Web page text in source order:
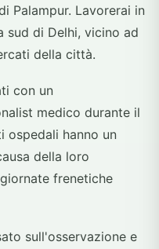
Palampur. Lavorerai in
sud di Delhi, vicino ad
della città.
con un
medico durante il
ospedali hanno un
della loro
frenetiche
sull'osservazione e